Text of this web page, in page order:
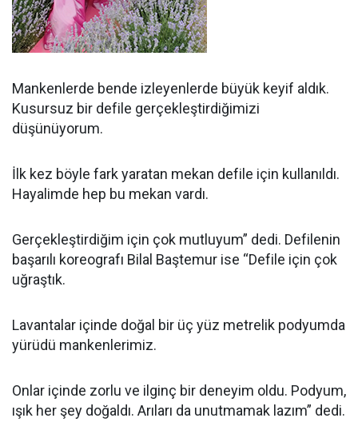
Mankenlerde bende izleyenlerde büyük keyif aldık.
Kusursuz bir defile gerçekleştirdiğimizi
düşünüyorum.
İlk kez böyle fark yaratan mekan defile için kullanıldı.
Hayalimde hep bu mekan vardı.
Gerçekleştirdiğim için çok mutluyum” dedi. Defilenin
başarılı koreografı Bilal Baştemur ise “Defile için çok
uğraştık.
Lavantalar içinde doğal bir üç yüz metrelik podyumda
yürüdü mankenlerimiz.
Onlar içinde zorlu ve ilginç bir deneyim oldu. Podyum,
ışık her şey doğaldı. Arıları da unutmamak lazım” dedi.